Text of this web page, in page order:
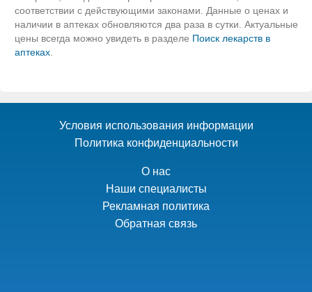
соответствии с действующими законами. Данные о ценах и
наличии в аптеках обновляются два раза в сутки. Актуальные
цены всегда можно увидеть в разделе Поиск лекарств в
аптеках
Условия использования информации
Политика конфиденциальности
О нас
Наши специалисты
Рекламная политика
Обратная связь